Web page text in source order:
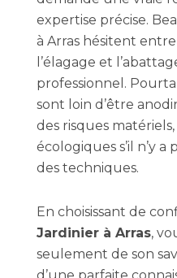
expertise précise.
à Arras hésitent
l’élagage et
professionnel.
sont loin d’être
des risques
écologiques s’il n’y
des techniques.
En choisissant de
Jardinier à Arras,
seulement de son
d’une parfaite